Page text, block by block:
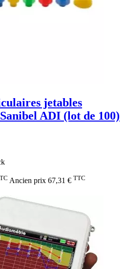
jetables
ADI (lot de 100)
Ancien prix 67,31 € TTC